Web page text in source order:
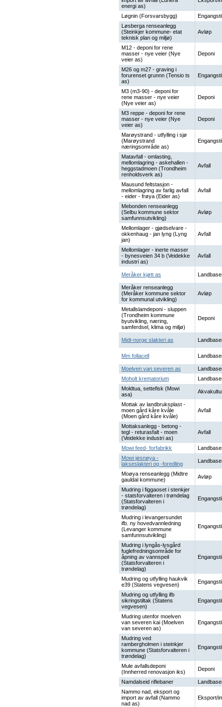
energi as)
Løgnin (Forsvarsbygg)
Løsberga renseanlegg
(Steinkjer kommune- etat
teknisk plan og miljø)
Avløp
M12 - deponi for rene
masser - nye veier (Nye
veier as)
Deponi
M26 og m27 - graving i
forurenset grunnn (Tensio ts
as)
M3 (m3-90) - deponi for
rene masser - nye veier
(Nye veier as)
Deponi
M3 reppe - deponi for rene
masser - nye veier (Nye
veier as)
Deponi
Marøystrand - utfylling i sjø
(Marøystrand
næringsområde as)
Matavfall - omlasting,
mellomlagring - askehallen -
heggstadmoen (Trondheim
renholdsverk as)
Avfall
Mausund feltstasjon -
mellomlagring av farlig avfall
- eider - frøya (Eider as)
Avfall
Mebonden renseanlegg
(Selbu kommune sektor
samfunnsutvikling)
Avløp
Mellomlager - gjødselvare -
okkenhaug - jan lyng (Lyng
jan)
Avfall
Mellomlager - inerte masser
- bynesveien 34 b (Veidekke
industri as)
Avfall
Meråker kjøtt as
Meråker renseanlegg
(Meråker kommune sektor
for kommunal utvikling)
Avløp
Metallslamdeponi - sluppen
(Trondheim kommune
byutvikling, næring,
samferdsel, klima og miljø)
Deponi
Midt-norge slakteri as
Mm follacell
Moelven van severen as
Moholt krematorium
Moldtua, settefisk (Mowi
asa)
Mottak av landbruksplast -
moen gård kåre kvåle
(Moen gård kåre kvåle)
Avfall
Mottaksanlegg - betong -
tegl - returasfalt - moen
(Veidekke industri as)
Avfall
Mowi feed- forfabrikk
Mowi jøsnøya -
lakseslakteri og -foredling
Moøya renseanlegg (Midtre
gauldal kommune)
Avløp
Mudring i figgaoset i stenkjer
- statsforvalteren i trøndelag
(Statsforvalteren i
trøndelag)
Mudring i levangersundet
ifb. ny hovedvannledning
(Levanger kommune
samfunnsutvikling)
Mudring i lyngås-lysgård
fuglefredningsområde for
åpning av vannspeil
(Statsforvalteren i
trøndelag)
Mudring og utfylling haukvik
e39 (Statens vegvesen)
Mudring og utfylling ifb
sikringstiltak (Statens
vegvesen)
Mudring utenfor moelven
van severen kai (Moelven
van severen as)
Mudring ved
rambergholmen i steinkjer
kommune (Statsforvalteren i
trøndelag)
Mule avfallsdeponi
(Innherred renovasjon iks)
Deponi
Namdalseid riflebaner
Nammo nad, eksport og
import av avfall (Nammo
nad as)
Eksport/